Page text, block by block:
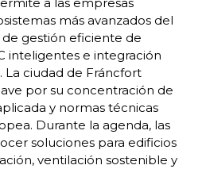
más avanzados del
gestión eficiente de
inteligentes e integración
ciudad de Fráncfort
por su concentración de
y normas técnicas
Durante la agenda, las
soluciones para edificios
ventilación sostenible y